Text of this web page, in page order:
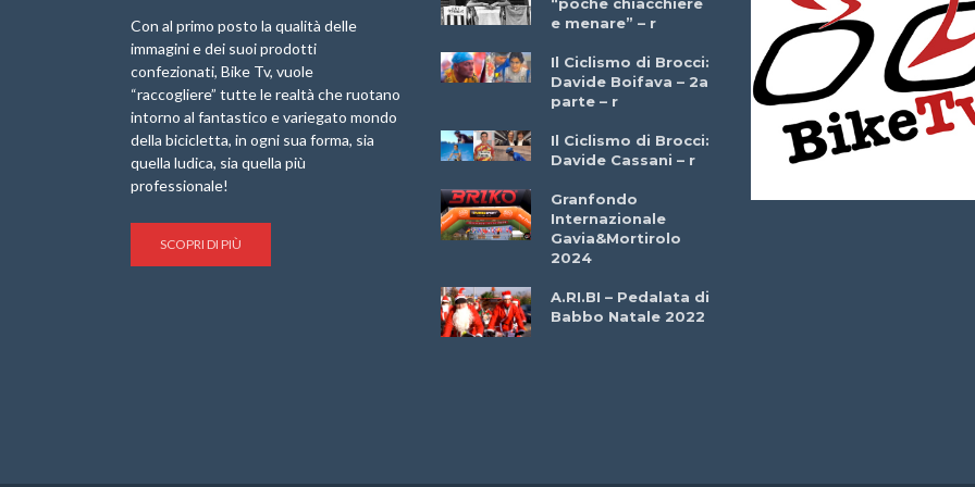
Con al primo posto la qualità delle
immagini e dei suoi prodotti
confezionati, Bike Tv, vuole
“raccogliere” tutte le realtà che ruotano
intorno al fantastico e variegato mondo
della bicicletta, in ogni sua forma, sia
quella ludica, sia quella più
professionale!
SCOPRI DI PIÙ
Briko Torino – 11
Maggio 2025 – r
Minerva Edizioni e
Giancarlo Brocci
per “Bartali l’Ultimo
Marathon 2025”
IX Ed. “Tra
Borghi&Castelli” –
Anteprima
1a Edizione
Granfondo
“poche chiacchiere
e menare” – r
Il Ciclismo di Brocci:
Davide Boifava – 2a
parte – r
Il Ciclismo di Brocci:
Davide Cassani – r
Granfondo
Internazionale
Gavia&Mortirolo
2024
A.RI.BI – Pedalata di
Babbo Natale 2022
Giuseppe Martinelli
– r
Che cos’è il
triathlon? Con
Simone Diamantini
– r
Marzo 2025 –